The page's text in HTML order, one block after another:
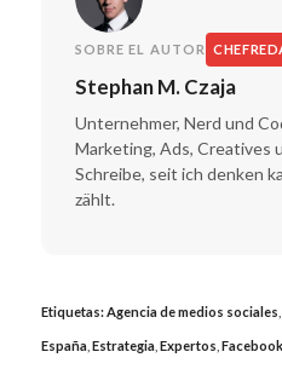
SOBRE EL AUTOR
Stephan M. Czaja
Unternehmer, Nerd und
Marketing, Ads, Creatives
Schreibe, seit ich denken
zählt.
Etiquetas:Agencia de medios sociales
España, Estrategia, Expertos Facebook